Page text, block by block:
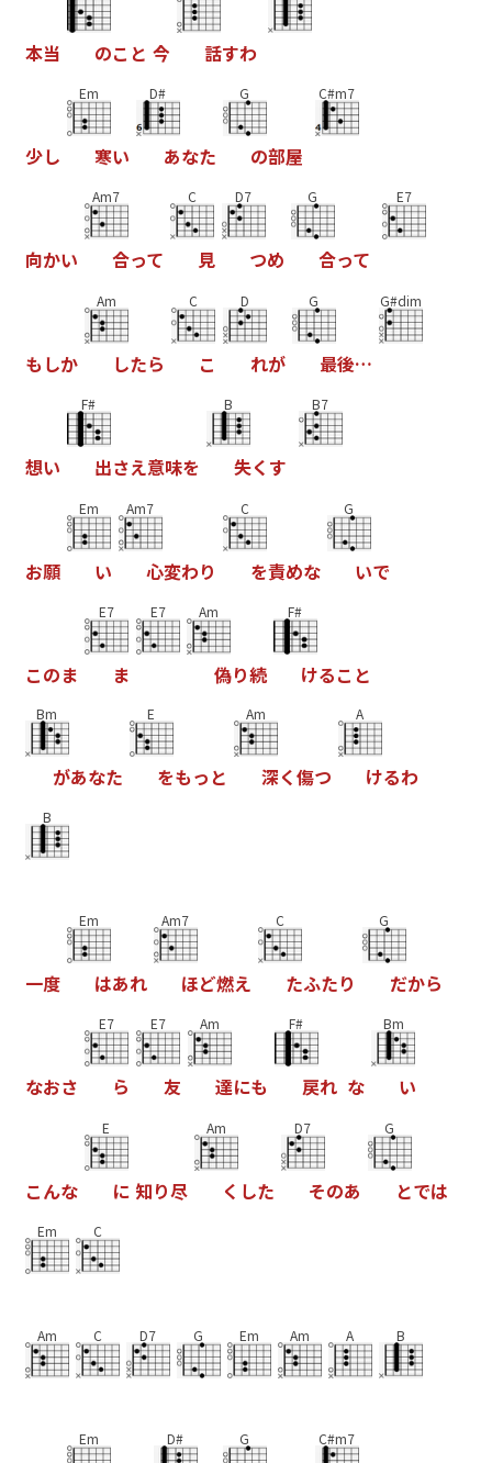
本当 のこ と 今 話すわ
少し
Em
寒い
D#
あなた
G
の部屋
C#m7
向かい
Am7
合って
C
見
D7
つめ
G
合って
E7
もしか
Am
したら
C
こ
D
れが
G
最後…
G#dim
想い
F#
出さえ意味を
B
失く す
B7
お願
Em
い
Am7
心変わり
C
を責めな
G
いで
このま
E7
ま
E7 Am
偽り続
F#
けるこ と
Bm
があなた
E
をもっ と
Am
深く傷つ
A
けるわ
B
一度
Em
はあれ
Am7
ほど燃え
C
たふたり
G
だから
なおさ
E7
ら
E7
友
Am
達にも
F#
戻れ な
Bm
い
こんな
E
に 知り尽
Am
く した
D7
そのあ
G
とでは
Em C
Am C D7 G Em Am A B
Em D# G C#m7